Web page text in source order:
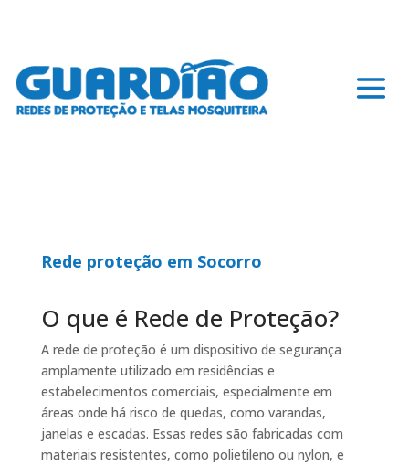
Rede proteção em Socorro
O que é Rede de Proteção?
A rede de proteção é um dispositivo de segurança
amplamente utilizado em residências e
estabelecimentos comerciais, especialmente em
áreas onde há risco de quedas, como varandas,
janelas e escadas. Essas redes são fabricadas com
materiais resistentes, como polietileno ou nylon, e